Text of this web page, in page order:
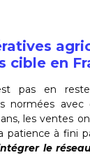
cible en
pas en
normées avec
ans, les ventes
patience à fini
le